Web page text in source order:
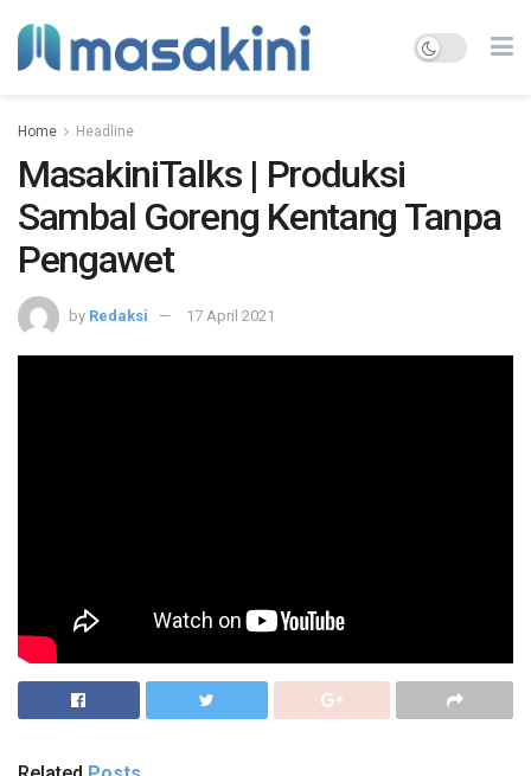
Home Headline
MasakiniTalks | Produksi
Sambal Goreng Kentang Tanpa
Pengawet
by Redaksi 17 April 2021